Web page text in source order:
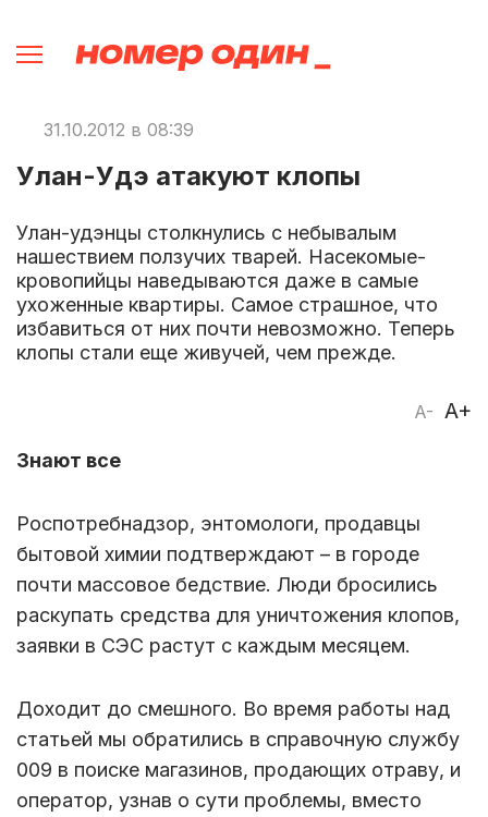
31.10.2012 в 08:39
Улан-Удэ атакуют клопы
Улан-удэнцы столкнулись с небывалым
нашествием ползучих тварей. Насекомые-
кровопийцы наведываются даже в самые
ухоженные квартиры. Самое страшное, что
избавиться от них почти невозможно. Теперь
клопы стали еще живучей, чем прежде.
A- A+
Знают все
Роспотребнадзор, энтомологи, продавцы
бытовой химии подтверждают – в городе
почти массовое бедствие. Люди бросились
раскупать средства для уничтожения клопов,
заявки в СЭС растут с каждым месяцем.
Доходит до смешного. Во время работы над
статьей мы обратились в справочную службу
009 в поиске магазинов, продающих отраву, и
оператор, узнав о сути проблемы, вместо